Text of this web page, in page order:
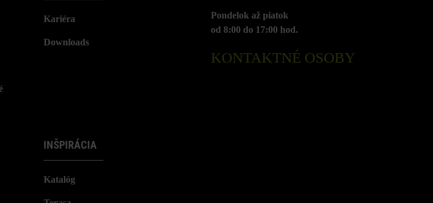
Kariéra
Downloads
INŠPIRÁCIA
Katalóg
Pondelok až piatok
od 8:00 do 17:00 hod.
KONTAKTNÉ OSOBY